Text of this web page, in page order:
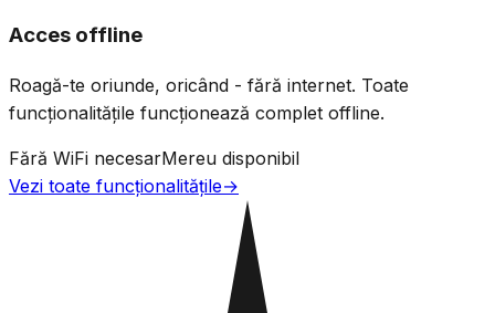
Acces offline
Roagă-te oriunde, oricând - fără internet. Toate
funcționalitățile funcționează complet offline.
Fără WiFi necesarMereu disponibil
Vezi toate funcționalitățile→